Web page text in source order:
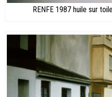
RENFE 1987 huile sur